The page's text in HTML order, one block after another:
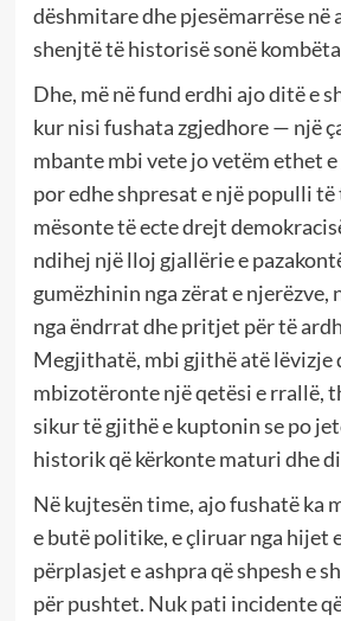
dëshmitare dhe pjesëmarrëse në
shenjtë të historisë sonë
Dhe, më në fund erdhi ajo ditë e
kur nisi fushata zgjedhore — një
mbante mbi vete jo vetëm ethet
por edhe shpresat e një populli të
mësonte të ecte drejt
ndihej një lloj gjallërie e
gumëzhinin nga zërat e njerëzve,
nga ëndrrat dhe pritjet për të
Megjithatë, mbi gjithë atë lëvizje
mbizotëronte një qetësi e rrallë,
sikur të gjithë e kuptonin se po
historik që kërkonte maturi dhe
Në kujtesën time, ajo fushatë ka
e butë politike, e çliruar nga hijet
përplasjet e ashpra që shpesh e
për pushtet. Nuk pati incidente